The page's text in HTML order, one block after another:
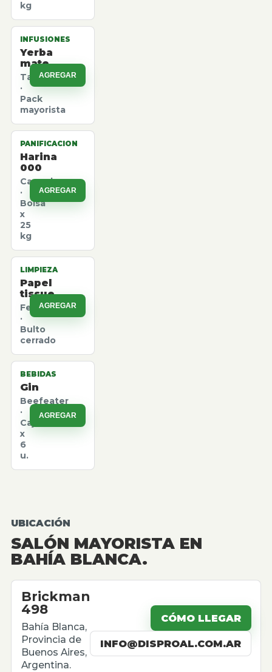
kg
INFUSIONES
Yerba
mate
Taragui
·
Pack
mayorista
AGREGAR
PANIFICACION
Harina
000
Canuelas
·
Bolsa
x
25
kg
AGREGAR
LIMPIEZA
Papel
tissue
Felpita
·
Bulto
cerrado
AGREGAR
BEBIDAS
Gin
Beefeater
·
Caja
x
6
u.
AGREGAR
UBICACIÓN
SALÓN MAYORISTA EN
BAHÍA BLANCA.
Brickman
498
Bahía Blanca,
Provincia de
Buenos Aires,
Argentina.
CÓMO LLEGAR
INFO@DISPROAL.COM.AR